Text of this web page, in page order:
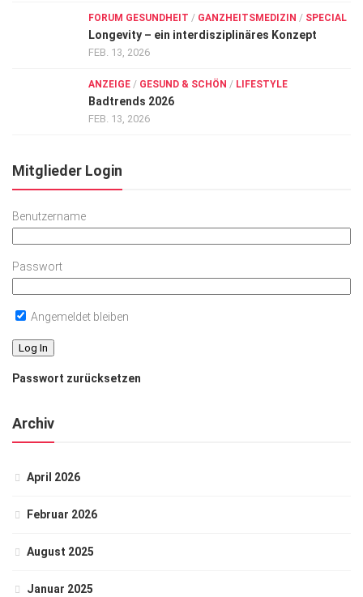
FORUM GESUNDHEIT / GANZHEITSMEDIZIN / SPECIAL
Longevity – ein interdisziplinäres Konzept
FEB. 13, 2026
ANZEIGE / GESUND & SCHÖN / LIFESTYLE
Badtrends 2026
FEB. 13, 2026
Mitglieder Login
Benutzername
Passwort
Angemeldet bleiben
Passwort zurücksetzen
Archiv
April 2026
Februar 2026
August 2025
Januar 2025